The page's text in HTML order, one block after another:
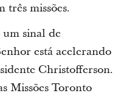
três missões.
um sinal de
está acelerando
Christofferson.
Missões Toronto